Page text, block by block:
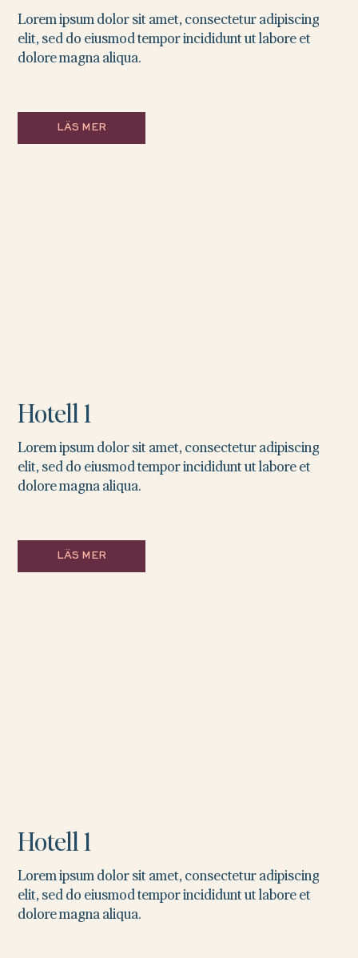
LÄS MER
Lorem ipsum dolor sit amet, consectetur adipiscing
elit, sed do eiusmod tempor incididunt ut labore et
dolore magna aliqua.
LÄS MER
Hotell 1
Lorem ipsum dolor sit amet, consectetur adipiscing
elit, sed do eiusmod tempor incididunt ut labore et
dolore magna aliqua.
Hotell 1
Lorem ipsum dolor sit amet, consectetur adipiscing
elit, sed do eiusmod tempor incididunt ut labore et
dolore magna aliqua.